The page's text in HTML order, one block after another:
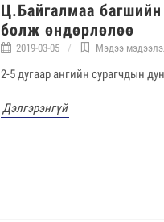
Ц.Байгалмаа
болж өндөрлөлөө
2019-03-05 Мэдээ
2-5 дугаар ангийн сурагчдын
Дэлгэрэнгүй